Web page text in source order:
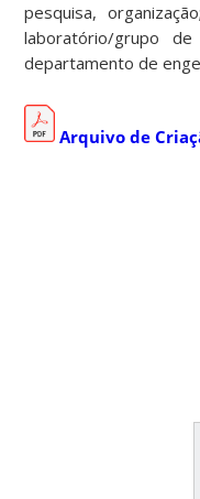
pesquisa,
laboratório/grupo
departamento de
Arquivo de